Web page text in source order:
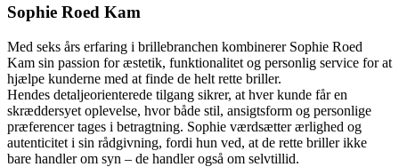
Sophie Roed Kam
Med seks års erfaring i brillebranchen kombinerer Sophie Roed
Kam sin passion for æstetik, funktionalitet og personlig service for at
hjælpe kunderne med at finde de helt rette briller.
Hendes detaljeorienterede tilgang sikrer, at hver kunde får en
skræddersyet oplevelse, hvor både stil, ansigtsform og personlige
præferencer tages i betragtning. Sophie værdsætter ærlighed og
autenticitet i sin rådgivning, fordi hun ved, at de rette briller ikke
bare handler om syn – de handler også om selvtillid.